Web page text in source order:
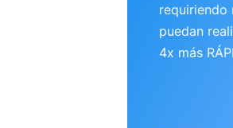
requiriendo
puedan
4x más